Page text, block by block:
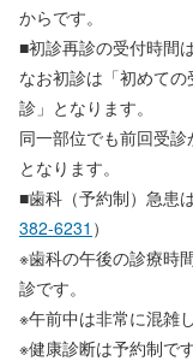
からです。
■初診再診の受付時間
なお初診は「初めて
診」となります。
同一部位でも前回受
となります。
■歯科（予約制）急患
382-6231 ）
※歯科の午後の診療時
診です。
※午前中は非常に混雑
※健康診断は予約制で